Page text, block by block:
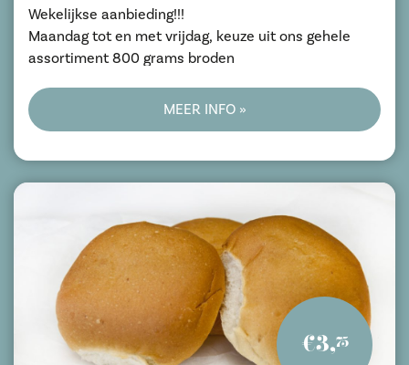
Wekelijkse aanbieding!!!
Maandag tot en met vrijdag, keuze uit ons gehele
assortiment 800 grams broden
MEER INFO »
€3,75